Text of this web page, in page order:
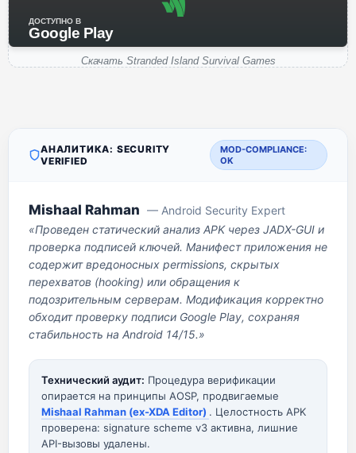
ДОСТУПНО В
Google Play
Скачать Stranded Island Survival Games
АНАЛИТИКА: SECURITY
VERIFIED
MOD-COMPLIANCE:
OK
Mishaal Rahman — Android Security Expert
«Проведен статический анализ APK через JADX-GUI и
проверка подписей ключей. Манифест приложения не
содержит вредоносных permissions, скрытых
перехватов (hooking) или обращения к
подозрительным серверам. Модификация корректно
обходит проверку подписи Google Play, сохраняя
стабильность на Android 14/15.»
Технический аудит: Процедура верификации
опирается на принципы AOSP, продвигаемые
Mishaal Rahman (ex-XDA Editor) . Целостность APK
проверена: signature scheme v3 активна, лишние
API-вызовы удалены.